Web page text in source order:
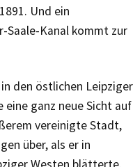
Und ein
Saale-Kanal kommt zur
den östlichen Leipziger
ganz neue Sicht auf
vereinigte Stadt,
über, als er in